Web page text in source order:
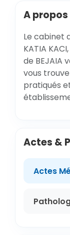
A propos
Le cabinet
KATIA
de BEJAIA
vous
pratiqués
Actes &
Actes